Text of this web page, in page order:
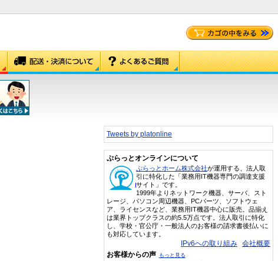
Tweets by platonline
ぷらっとオンラインについて
ぷらっとホーム株式会社が運用する、法人取
引に特化した「業務用IT機器専門の調達支援
サイト」です。
1999年よりネットワーク機器、サーバ、スト
レージ、パソコン周辺機器、PCパーツ、ソフトウェ
ア、ライセンスなど、業務用IT機器中心に販売。品揃え
は業界トップクラスの約5.5万点です。法人取引に特化
し、学校・官公庁・一般法人のお客様の請求書後払いに
も対応しています。
IPv6への取り組み 会社概要
お客様からの声 もっと見る